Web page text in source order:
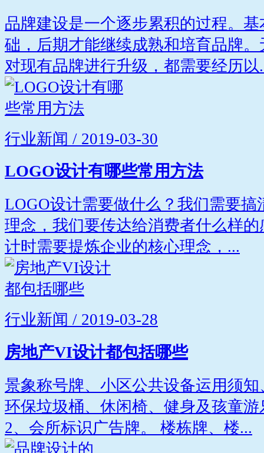
品牌建设是一个逐步累积的过程。
础，后期才能继续成熟和培育品牌
对现有品牌进行升级，都需要经历以
行业新闻 / 2019-03-30
LOGO设计有哪些常用方法
LOGO设计需要做什么？我们需要
理念，我们要传达给消费者什么样
计时需要提炼企业的核心理念，...
行业新闻 / 2019-03-28
房地产VI设计都包括哪些
景象称号牌、小区公共设备运用须
环保垃圾桶、休闲椅、健身及孩童
2、会所标识广告牌。 楼栋牌、楼...